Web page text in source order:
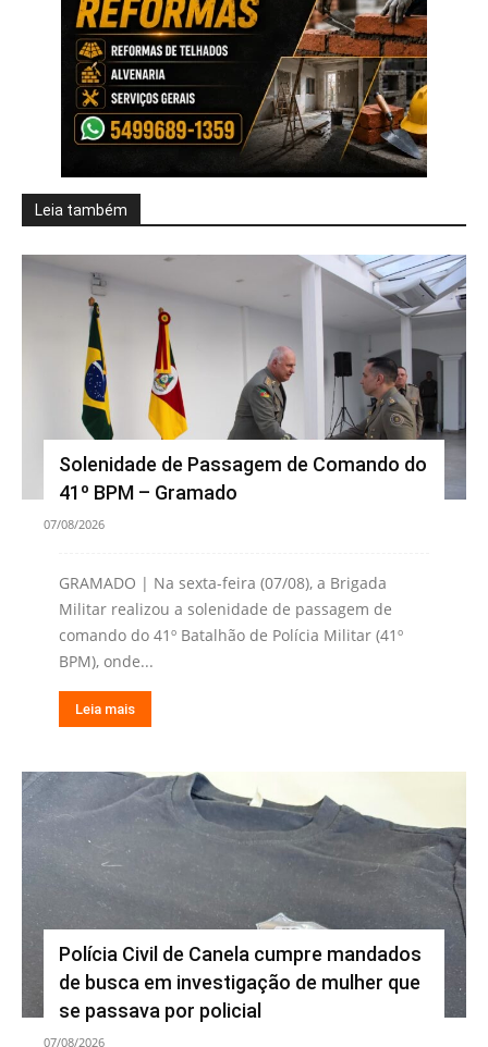
Leia também
Solenidade de Passagem de Comando do
41º BPM – Gramado
07/08/2026
GRAMADO | Na sexta-feira (07/08), a Brigada
Militar realizou a solenidade de passagem de
comando do 41º Batalhão de Polícia Militar (41º
BPM), onde...
Leia mais
Polícia Civil de Canela cumpre mandados
de busca em investigação de mulher que
se passava por policial
07/08/2026